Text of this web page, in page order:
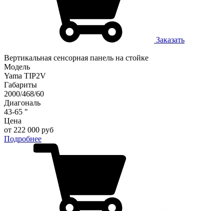
Заказать
Вертикальная сенсорная панель на стойке
Модель
Yama TIP2V
Габариты
2000/468/60
Диагональ
43-65 "
Цена
от 222 000 руб
Подробнее